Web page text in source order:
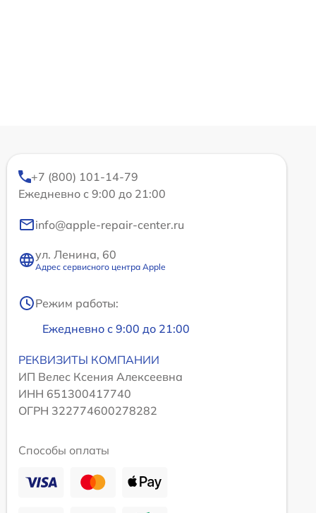
+7 (800) 101-14-79
Ежедневно с 9:00 до 21:00
info@apple-repair-center.ru
ул. Ленина, 60
Адрес сервисного центра Apple
Режим работы:
Ежедневно с 9:00 до 21:00
РЕКВИЗИТЫ КОМПАНИИ
ИП Велес Ксения Алексеевна
ИНН 651300417740
ОГРН 322774600278282
Способы оплаты